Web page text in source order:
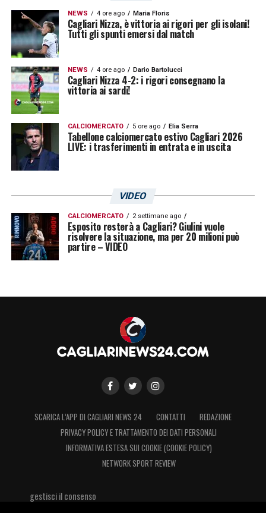
Sono sicuro che tornerà in maniera
trionfale».
LA PLAYLIST DELLE NOSTRE TOP NEWS
NEWS 4 ore ago Maria Floris
Cagliari Nizza, è vittoria ai rigori per gli isolani!
Tutti gli spunti emersi dal match
NEWS 4 ore ago Dario Bartolucci
Cagliari Nizza 4-2: i rigori consegnano la
vittoria ai sardi!
CALCIOMERCATO 5 ore ago Elia Serra
Tabellone calciomercato estivo Cagliari 2026
LIVE: i trasferimenti in entrata e in uscita
VIDEO
CALCIOMERCATO 2 settimane ago
Esposito resterà a Cagliari? Giulini vuole
risolvere la situazione, ma per 20 milioni può
partire – VIDEO
SCARICA L’APP DI CAGLIARI NEWS 24 CONTATTI
REDAZIONE
PRIVACY POLICY E TRATTAMENTO DEI DATI PERSONALI
INFORMATIVA ESTESA SUI COOKIE (COOKIE POLICY)
NETWORK SPORT REVIEW
gestisci il consenso